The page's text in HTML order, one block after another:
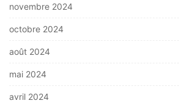
novembre 2024
octobre 2024
août 2024
mai 2024
avril 2024